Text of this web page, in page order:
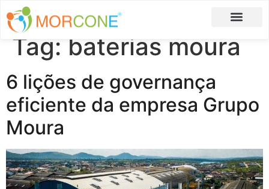
Tag: baterias moura
6 lições de governança
eficiente da empresa Grupo
Moura